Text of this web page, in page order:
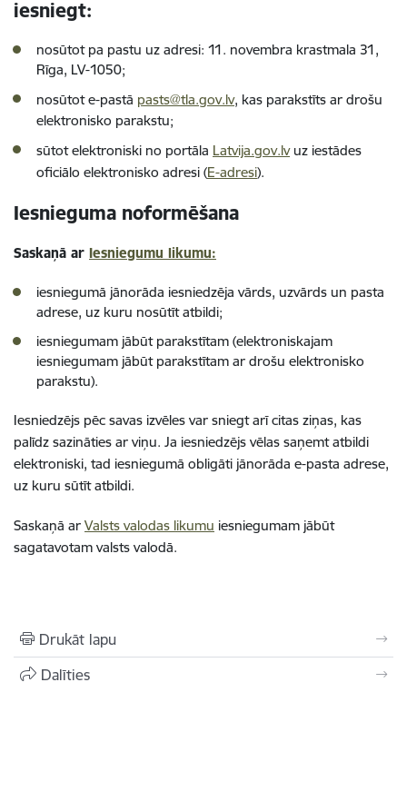
iesniegt:
nosūtot pa pastu uz adresi: 11. novembra krastmala 31,
Rīga, LV-1050;
nosūtot e-pastā pasts@tla.gov.lv, kas parakstīts ar drošu
elektronisko parakstu;
sūtot elektroniski no portāla Latvija.gov.lvuz iestādes
oficiālo elektronisko adresi (E-adresi).
Iesnieguma noformēšana
Saskaņā ar Iesniegumu likumu:
iesniegumā jānorāda iesniedzēja vārds, uzvārds un pasta
adrese, uz kuru nosūtīt atbildi;
iesniegumam jābūt parakstītam (elektroniskajam
iesniegumam jābūt parakstītam ar drošu elektronisko
parakstu).
Iesniedzējs pēc savas izvēles var sniegt arī citas ziņas, kas
palīdz sazināties ar viņu. Ja iesniedzējs vēlas saņemt atbildi
elektroniski, tad iesniegumā obligāti jānorāda e-pasta adrese,
uz kuru sūtīt atbildi.
Saskaņā ar Valsts valodas likumu iesniegumam jābūt
sagatavotam valsts valodā.
Drukāt lapu
Dalīties